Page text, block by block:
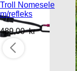
Troll Nomesele
m/refleks
489,00kr